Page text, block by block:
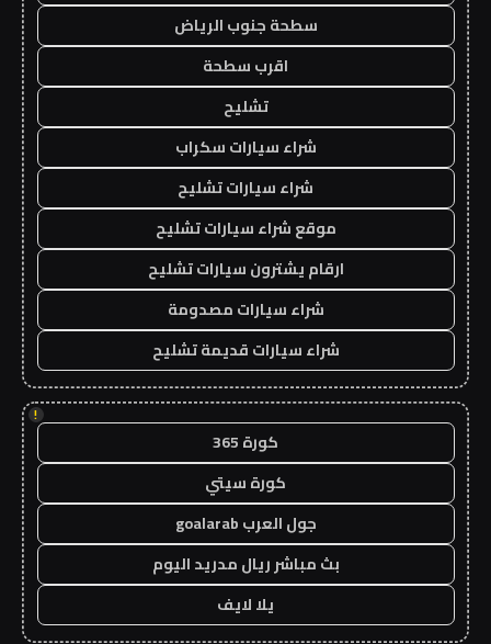
سطحة جنوب الرياض
اقرب سطحة
تشليح
شراء سيارات سكراب
شراء سيارات تشليح
موقع شراء سيارات تشليح
ارقام يشترون سيارات تشليح
شراء سيارات مصدومة
شراء سيارات قديمة تشليح
!
كورة 365
كورة سيتي
جول العرب goalarab
بث مباشر ريال مدريد اليوم
يلا لايف